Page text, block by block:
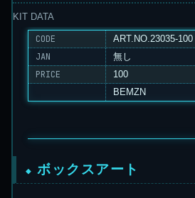
KIT DATA
CODE ART.NO.23035-100
JAN 無し
PRICE
100
BEMZN
ボックスアート